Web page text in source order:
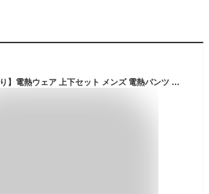
【お得なクーポン有り】電熱ウェア 上下セット メンズ 電熱パンツ 電熱インナーウェア レディース 暖房インナー 電熱インナー USB給電 裏起毛 速暖 防寒対策 9箇所ヒーター 3段階